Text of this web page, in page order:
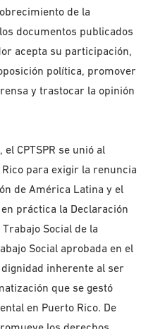
de la
documentos publicados
acepta su participación,
política, promover
y trastocar la opinión
CPTSPR se unió al
para exigir la renuncia
de América Latina y el
práctica la Declaración
Social de la
Social aprobada en el
inherente al ser
que se gestó
en Puerto Rico. De